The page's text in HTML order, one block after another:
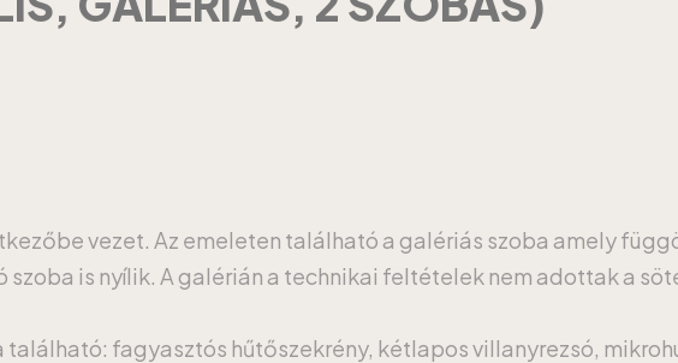
vezet. Az emeleten található a galériás szoba amely
szoba is nyílik. A galérián a technikai feltételek nem adottak a
fagyasztós hűtőszekrény, kétlapos villanyrezsó,